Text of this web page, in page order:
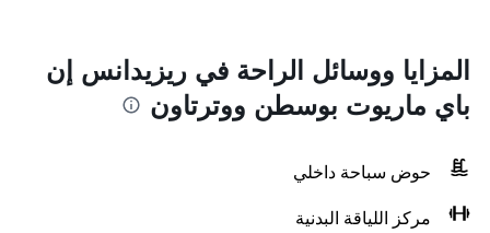
المزايا ووسائل الراحة في ريزيدانس إن
باي ماريوت بوسطن ووترتاون
حوض سباحة داخلي
مركز اللياقة البدنية